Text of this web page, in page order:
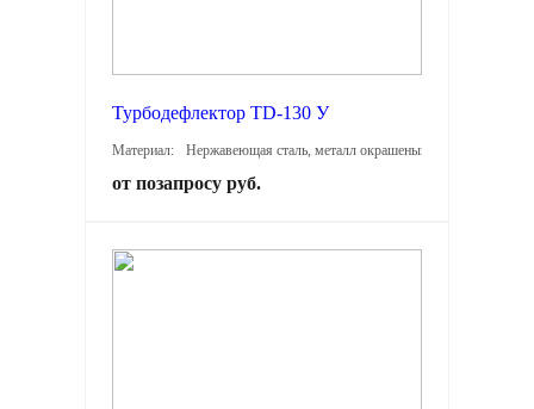
Турбодефлектор TD-130 У
Материал: Нержавеющая сталь, металл окрашеный, оцинкованный
от позапросу руб.